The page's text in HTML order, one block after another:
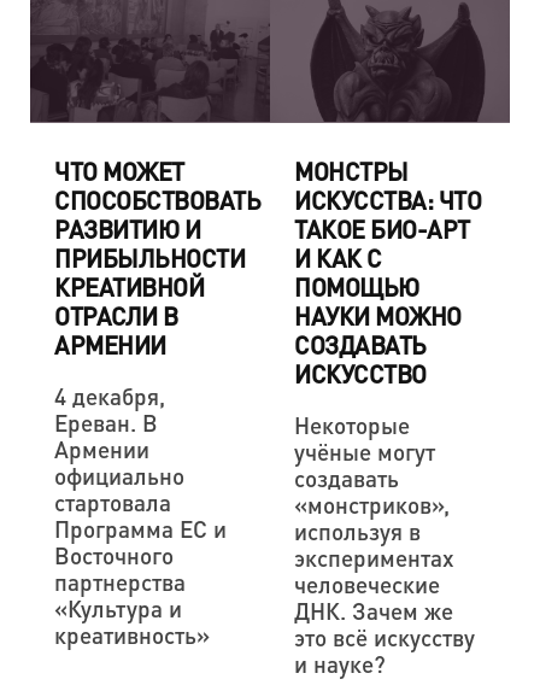
ЧТО МОЖЕТ
СПОСОБСТВОВАТЬ
РАЗВИТИЮ И
ПРИБЫЛЬНОСТИ
КРЕАТИВНОЙ
ОТРАСЛИ В
АРМЕНИИ
4 декабря,
Ереван. В
Армении
официально
стартовала
Программа ЕС и
Восточного
партнерства
«Культура и
креативность»
МОНСТРЫ
ИСКУССТВА: ЧТО
ТАКОЕ БИО-АРТ
И КАК С
ПОМОЩЬЮ
НАУКИ МОЖНО
СОЗДАВАТЬ
ИСКУССТВО
Некоторые
учёные могут
создавать
«монстриков»,
используя в
экспериментах
человеческие
ДНК. Зачем же
это всё искусству
и науке?